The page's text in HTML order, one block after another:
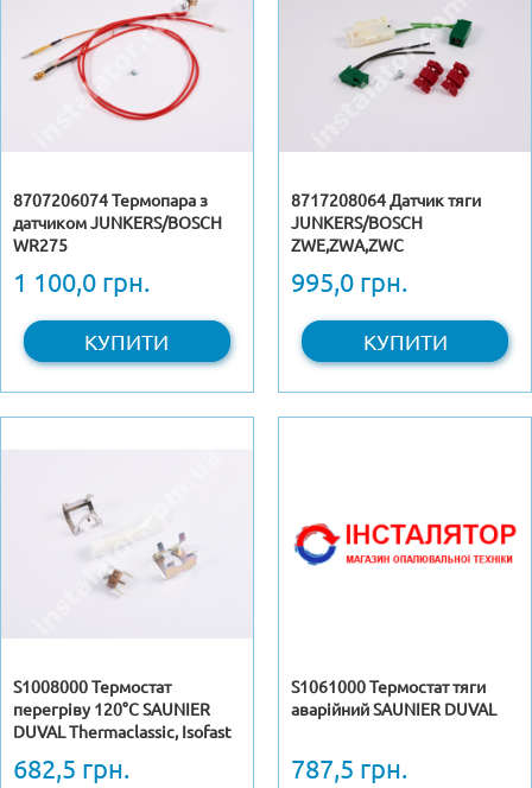
8707206074 Термопара з
датчиком JUNKERS/BOSCH
WR275
1 100,0 грн.
КУПИТИ
8717208064 Датчик тяги
JUNKERS/BOSCH
ZWE,ZWA,ZWC
995,0 грн.
КУПИТИ
S1008000 Термостат
перегріву 120°C SAUNIER
DUVAL Thermaclassic, Isofast
682,5 грн.
S1061000 Термостат тяги
аварійний SAUNIER DUVAL
787,5 грн.